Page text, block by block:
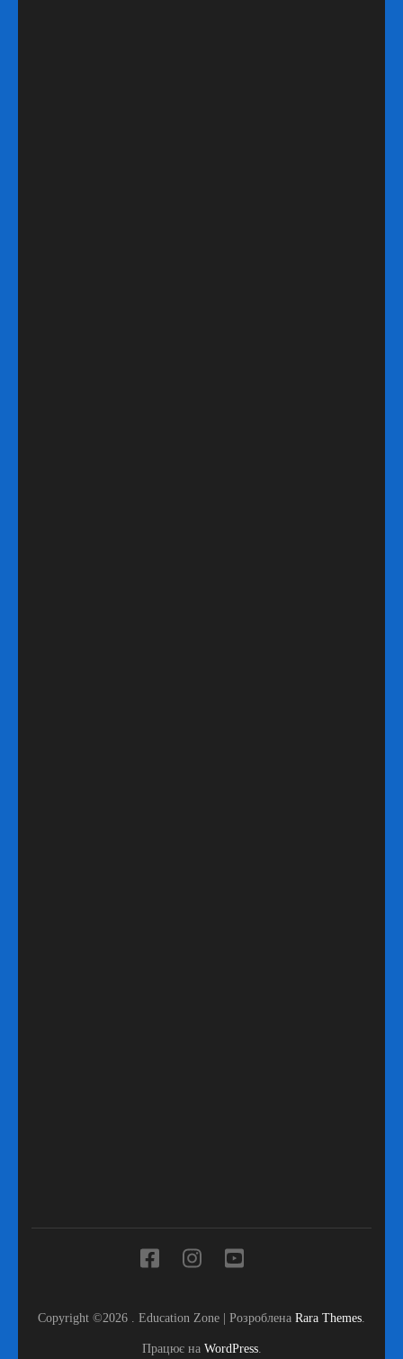
Copyright ©2026 . Education Zone | Розроблена Rara Themes.
Працює на WordPress.